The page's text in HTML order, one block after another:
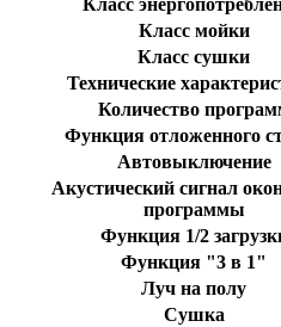
Класс
Класс мойки
Класс сушки
Технические
Количество
Функция отложенного
Автовыключение
Акустический сигнал
программы
Функция 1/2
Функция "3 в 1"
Луч на полу
Сушка